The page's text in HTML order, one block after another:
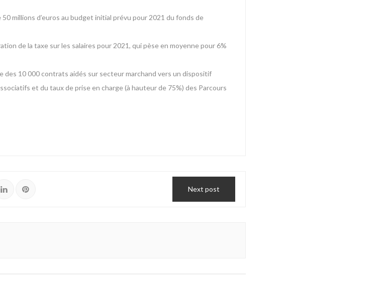
millions d’euros au budget initial prévu pour 2021 du fonds de
de la taxe sur les salaires pour 2021, qui pèse en moyenne pour 6%
des 10 000 contrats aidés sur secteur marchand vers un dispositif
et du taux de prise en charge (à hauteur de 75%) des Parcours
Next post